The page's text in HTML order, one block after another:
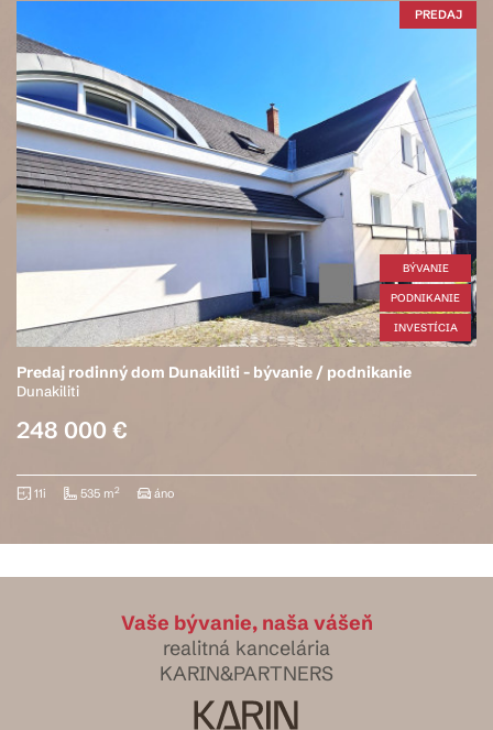
BÝVANIE
PODNIKANIE
INVESTÍCIA
- bývanie / podnikanie
NA PREDAJ 4 IZBOVÝ
Vaše bývanie, naša vášeň
realitná kancelária
KARIN&PARTNERS